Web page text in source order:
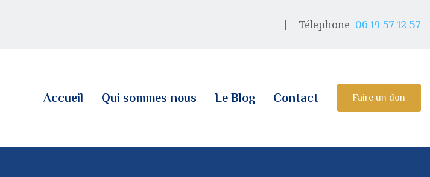
Télephone 06 19 57 12 57
Accueil Qui sommes nous Le Blog Contact Faire un don